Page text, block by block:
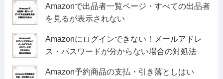
Amazonで出品者一覧ページ・すべての出品者
を見るが表示されない
Amazonにログインできない！メールアドレ
ス・パスワードが分からない場合の対処法
Amazon予約商品の支払・引き落としはい